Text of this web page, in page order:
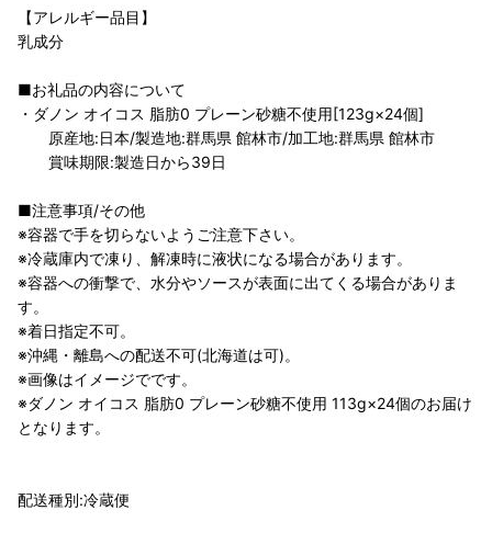
【アレルギー品目】
乳成分
■お礼品の内容について
・ダノン オイコス 脂肪0 プレーン砂糖不使用[123g×24個]
原産地:日本/製造地:群馬県 館林市/加工地:群馬県 館林市
賞味期限:製造日から39日
■注意事項/その他
※容器で手を切らないようご注意下さい。
※冷蔵庫内で凍り、解凍時に液状になる場合があります。
※容器への衝撃で、水分やソースが表面に出てくる場合がありま
す。
※着日指定不可。
※沖縄・離島への配送不可(北海道は可)。
※画像はイメージでです。
※ダノン オイコス 脂肪0 プレーン砂糖不使用 113g×24個のお届け
となります。
配送種別:冷蔵便